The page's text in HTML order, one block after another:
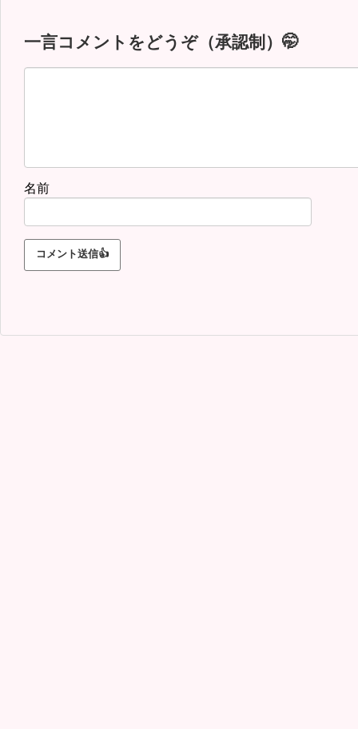
一言コメントをどうぞ（承認制）🤭
名前